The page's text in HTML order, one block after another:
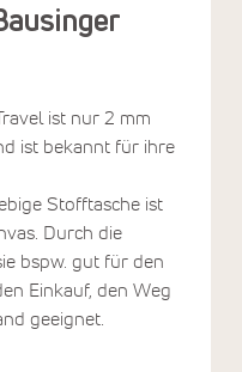
ist nur 2 mm
ist bekannt für ihre
Stofftasche ist
Durch die
bspw. gut für den
Einkauf, den Weg
geeignet.